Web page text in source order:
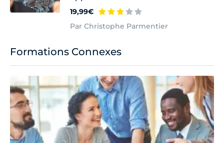
Formations Connexes
19,99€
Par Christophe Parmentier